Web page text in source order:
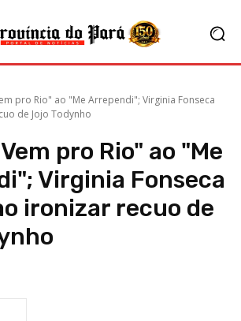
pro Rio" ao "Me Arrependi"; Virginia Fonseca
de Jojo Todynho
pro Rio" ao "Me
Virginia Fonseca
ironizar recuo de